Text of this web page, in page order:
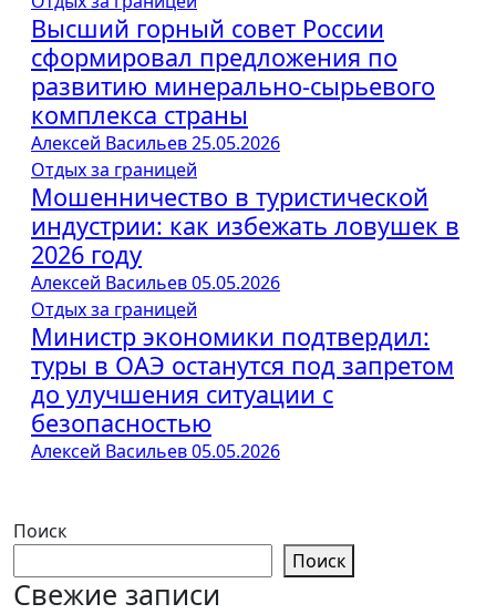
Высший горный совет России
сформировал предложения по
развитию минерально-сырьевого
комплекса страны
Алексей Васильев25.05.2026
Отдых за границей
Мошенничество в туристической
индустрии: как избежать ловушек в
2026 году
Алексей Васильев05.05.2026
Отдых за границей
Министр экономики подтвердил:
туры в ОАЭ останутся под запретом
до улучшения ситуации с
безопасностью
Алексей Васильев05.05.2026
Поиск
Поиск
Свежие записи